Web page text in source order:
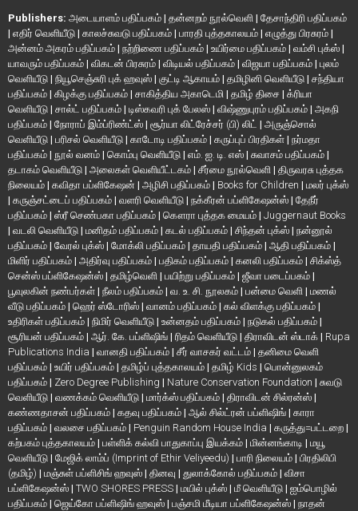
Publishers: அடையாளம் பதிப்பகம் | தன்னறம் நூல்வெளி | தேசாந்திரி பதிப்பகம்
| எதிர் வெளியீடு | காலச்சுவடு பதிப்பகம் | பாரதி புத்தகாலயம் | எழுத்து பிரசுரம் |
அன்னம் அகரம் பதிப்பகம் | நற்றிணை பதிப்பகம் | உயிர்மை பதிப்பகம் | வம்சி புக்ஸ் |
யாவரும் பதிப்பகம் | விகடன் பிரசுரம் | விடியல் பதிப்பகம் | விஜயா பதிப்பகம் | புலம்
வெளியீடு | நியூசெஞ்சுரி புக் ஹவுஸ் | குட்டி ஆகாயம் | தமிழினி வெளியீடு | சந்தியா
பதிப்பகம் | கிழக்கு பதிப்பகம் | சாகித்திய அகாடெமி | தமிழ் திசை | க்ரியா
வெளியீடு | சால்ட் பதிப்பகம் | டிஸ்கவரி புக் பேலஸ் | விஷ்ணுபுரம் பதிப்பகம் | அகநி
பதிப்பகம் | நோராப் இம்ப்ரிண்ட்ஸ் | சூர்யா லிட்ரேச்சர் (பி) லிட் | அருஞ்சொல்
வெளியீடு | பரிசல் வெளியீடு | காடோடி பதிப்பகம் | கருப்புப் பிரதிகள் | நர்மதா
பதிப்பகம் | நூல் வனம் | கொம்பு வெளியீடு | எம். ஐ. டி. எஸ் | சுவாசம் பதிப்பகம் |
தடாகம் வெளியீடு | அலைகள் வெளியீட்டகம் | சீர்மை நூல்வெளி | திருவரசு புத்தக
நிலையம் | கவிதா பப்ளிகேஷன் | அழிசி பதிப்பகம் | Books for Children | மலர் புக்ஸ்
| கருஞ்சட்டைப் பதிப்பகம் | வளரி வெளியீடு | நக்கீரன் பப்ளிகேஷன்ஸ் | தேநீர்
பதிப்பகம் | ஸ்ரீ செண்பகா பதிப்பகம் | கௌரா புத்தக மையம் | Juggernaut Books
| வடலி வெளியீடு | மனிதம் பதிப்பகம் | கடல் பதிப்பகம் | சிந்தன் புக்ஸ் | நன்னூல்
பதிப்பகம் | வேரல் புக்ஸ் | மோக்லி பதிப்பகம் | தாயதி பதிப்பகம் | ஆதி பதிப்பகம் |
மிளிர் பதிப்பகம் | அதிர்வு பதிப்பகம் | பதிகம் பதிப்பகம் | கனலி பதிப்பகம் | சிக்ஸ்த்
சென்ஸ் பப்ளிகேஷன்ஸ் | தமிழ்வெளி | பயிற்று பதிப்பகம் | ஜீவா படைப்பகம் |
பூவுலகின் நண்பர்கள் | நீலம் பதிப்பகம் | வ. உ. சி. நூலகம் | பன்மை வெளி | மணல்
வீடு பதிப்பகம் | ஹெர் ஸ்டோரிஸ் | வானம் பதிப்பகம் | கல் விளக்கு பதிப்பகம் |
உதிரிகள் பதிப்பகம் | நிமிர் வெளியீடு | உன்னதம் பதிப்பகம் | நடுகல் பதிப்பகம் |
சூரியன் பதிப்பகம் | ஆர். கே. பப்ளிஷிங் | ரிதம் வெளியீடு | திராவிடன் ஸ்டாக் | Rupa
Publications India | வானதி பதிப்பகம் | சீர் வாசகர் வட்டம் | தனிமை வெளி
பதிப்பகம் | உயிர் பதிப்பகம் | தமிழ்ப் புத்தகாலயம் | தமிழ் Kids | பொன்னுலகம்
பதிப்பகம் | Zero Degree Publishing | Nature Conservation Foundation | சுவடு
வெளியீடு | வணக்கம் வெளியீடு | மார்க்ஸ் பதிப்பகம் | திராவிடன் சில்ரன்ஸ் |
கண்ணதாசன் பதிப்பகம் | கதவு பதிப்பகம் | ஆல் சில்ட்ரன் பப்ளிஷிங் | காரா
பதிப்பகம் | வலசை பதிப்பகம் | Penguin Random House India | கருத்து=பட்டறை |
கற்பகம் புத்தகாலயம் | பள்ளிக் கல்வி பாதுகாப்பு இயக்கம் | மின்னங்காடி | மயூ
வெளியீடு | மேஜிக் லாம்ப் (Imprint of Ethir Veliyeedu) | பாரி நிலையம் | பிரதிலிபி
(தமிழ்) | மஞ்சுள் பப்ளிசிங் ஹவுஸ் | தினவு | துலாக்கோல் பதிப்பகம் | விசா
பப்ளிகேஷன்ஸ் | TWO SHORES PRESS | மயில் புக்ஸ் | மீ வெளியீடு | ஐம்பொழில்
பதிப்பகம் | ஜெய்கோ பப்ளிஷிங் ஹவுஸ் | பஞ்சமி மீடியா பப்ளிகேஷன்ஸ் | நாதன்